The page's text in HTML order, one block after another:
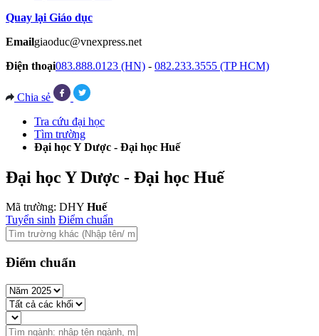
Quay lại Giáo dục
Emailgiaoduc@vnexpress.net
Điện thoại083.888.0123 (HN) - 082.233.3555 (TP HCM)
Chia sẻ
Tra cứu đại học
Tìm trường
Đại học Y Dược - Đại học Huế
Đại học Y Dược - Đại học Huế
Mã trường: DHY Huế
Tuyển sinh Điểm chuẩn
Điểm chuẩn